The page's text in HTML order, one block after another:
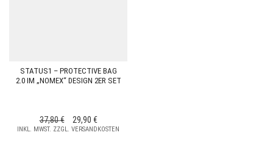
STATUS1 – PROTECTIVE BAG
2.0 IM „NOMEX“ DESIGN 2ER SET
37,80€
URSPRÜNGLICHER
PREIS
29,90 €AKTUELLER
PREIS
INKL. MWST. ZZGL. VERSANDKOSTEN